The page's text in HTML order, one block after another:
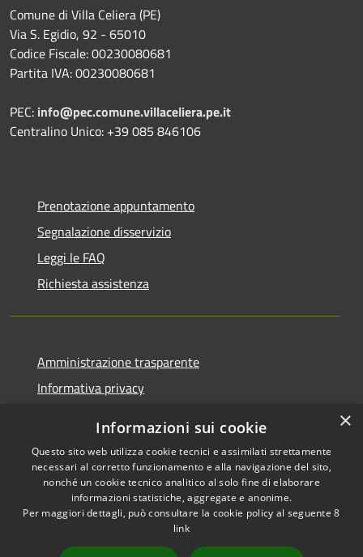
Comune di Villa Celiera (PE)
Via S. Egidio, 92 - 65010
Codice Fiscale: 00230080681
Partita IVA: 00230080681
PEC: info@pec.comune.villaceliera.pe.it
Centralino Unico: +39 085 846106
Prenotazione appuntamento
Segnalazione disservizio
Leggi le FAQ
Richiesta assistenza
Amministrazione trasparente
Informativa privacy
Dichiarazione di accessibilità
RSS
Copyright © 2026 • Comune di
×
Informazioni sui cookie
Questo sito web utilizza cookie tecnici e assimilati strettamente
necessari al corretto funzionamento e alla navigazione del sito,
nonché un cookie tecnico analitico al solo fine di elaborare
informazioni statistiche, aggregate e anonime.
Per maggiori dettagli, può consultare la cookie policy al seguente8
link